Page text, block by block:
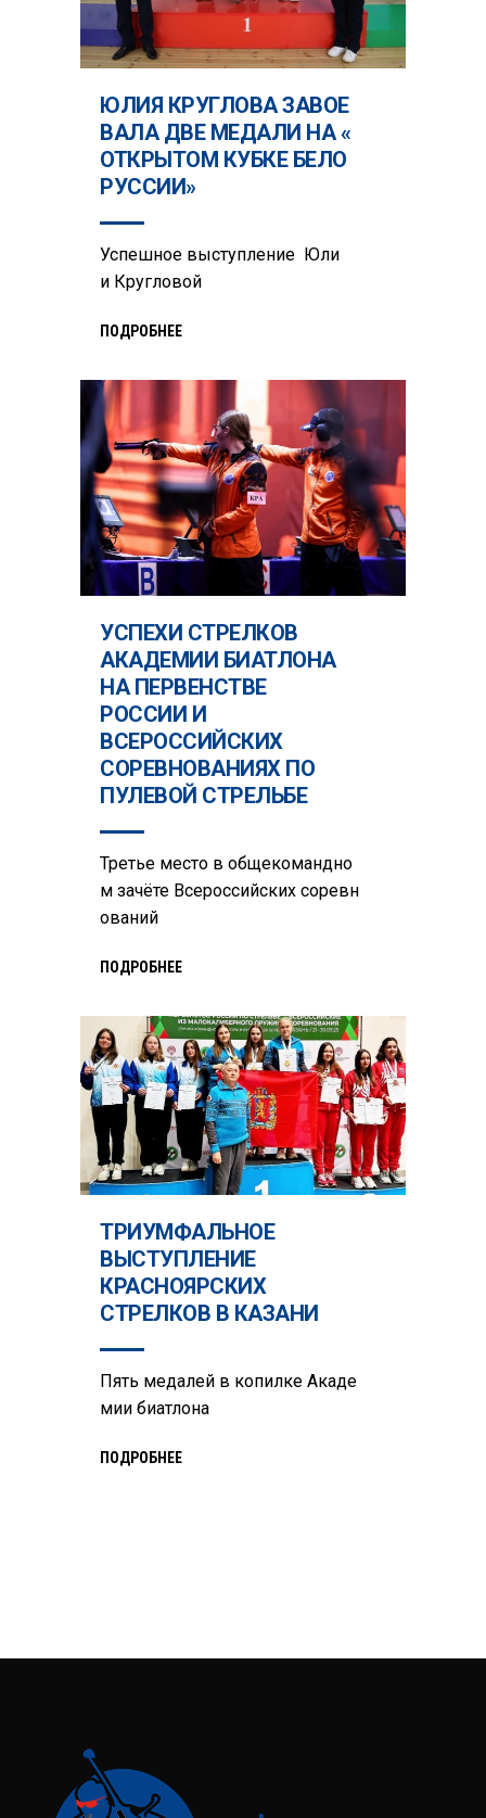
ЮЛИЯ КРУГЛОВА ЗАВОЕ
ВАЛА ДВЕ МЕДАЛИ НА «
ОТКРЫТОМ КУБКЕ БЕЛО
РУССИИ»
Успешное выступление Юли
и Кругловой
ПОДРОБНЕЕ
УСПЕХИ СТРЕЛКОВ
АКАДЕМИИ БИАТЛОНА
НА ПЕРВЕНСТВЕ
РОССИИ И
ВСЕРОССИЙСКИХ
СОРЕВНОВАНИЯХ ПО
ПУЛЕВОЙ СТРЕЛЬБЕ
Третье место в общекомандно
м зачёте Всероссийских соревн
ований
ПОДРОБНЕЕ
ТРИУМФАЛЬНОЕ
ВЫСТУПЛЕНИЕ
КРАСНОЯРСКИХ
СТРЕЛКОВ В КАЗАНИ
Пять медалей в копилке Акаде
мии биатлона
ПОДРОБНЕЕ